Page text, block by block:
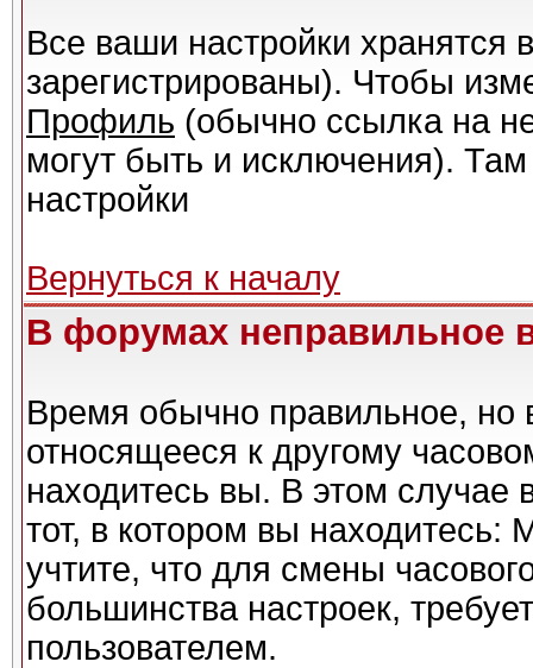
Все ваши настройки хранятся
зарегистрированы). Чтобы
Профиль (обычно ссылка на
могут быть и исключения).
настройки
Вернуться к началу
В форумах неправильное
Время обычно правильное, но
относящееся к другому
находитесь вы. В этом случае
тот, в котором вы находитесь:
учтите, что для смены
большинства настроек,
пользователем.